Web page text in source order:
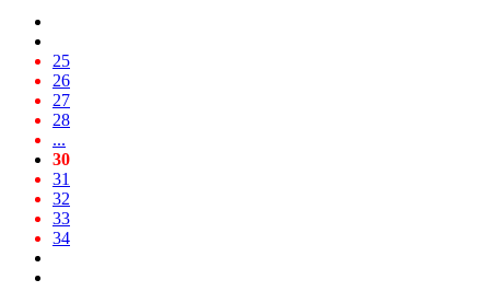
25
26
27
28
...
30
31
32
33
34